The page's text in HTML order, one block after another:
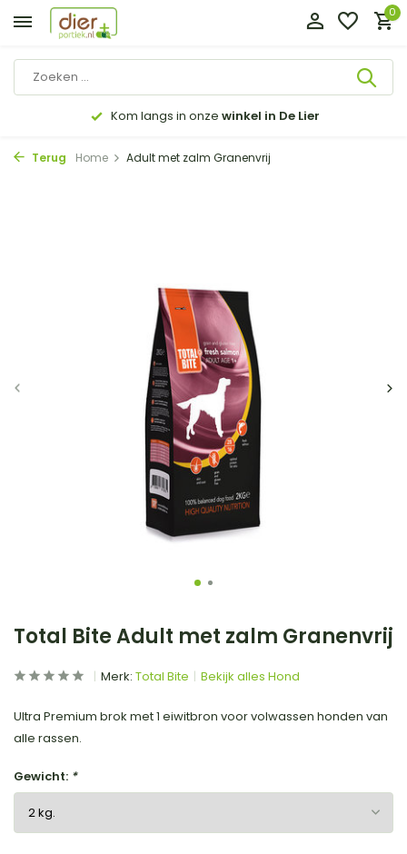
0
Kom langs in onze winkel in De Lier
Terug Home Adult met zalm Granenvrij
Total Bite Adult met zalm Granenvrij
Merk: Total Bite Bekijk alles Hond
Ultra Premium brok met 1 eiwitbron voor volwassen honden van
alle rassen.
Gewicht: *